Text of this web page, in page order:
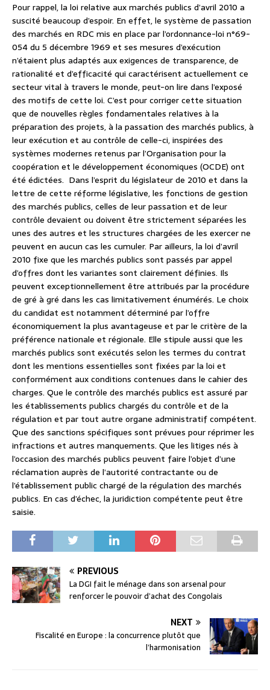
Pour rappel, la loi relative aux marchés publics d’avril 2010 a
suscité beaucoup d’espoir. En effet, le système de passation
des marchés en RDC mis en place par l’ordonnance-loi n°69-
054 du 5 décembre 1969 et ses mesures d’exécution
n’étaient plus adaptés aux exigences de transparence, de
rationalité et d’efficacité qui caractérisent actuellement ce
secteur vital à travers le monde, peut-on lire dans l’exposé
des motifs de cette loi. C’est pour corriger cette situation
que de nouvelles règles fondamentales relatives à la
préparation des projets, à la passation des marchés publics, à
leur exécution et au contrôle de celle-ci, inspirées des
systèmes modernes retenus par l’Organisation pour la
coopération et le développement économiques (OCDE) ont
été édictées. Dans l’esprit du législateur de 2010 et dans la
lettre de cette réforme législative, les fonctions de gestion
des marchés publics, celles de leur passation et de leur
contrôle devaient ou doivent être strictement séparées les
unes des autres et les structures chargées de les exercer ne
peuvent en aucun cas les cumuler. Par ailleurs, la loi d’avril
2010 fixe que les marchés publics sont passés par appel
d’offres dont les variantes sont clairement définies. Ils
peuvent exceptionnellement être attribués par la procédure
de gré à gré dans les cas limitativement énumérés. Le choix
du candidat est notamment déterminé par l’offre
économiquement la plus avantageuse et par le critère de la
préférence nationale et régionale. Elle stipule aussi que les
marchés publics sont exécutés selon les termes du contrat
dont les mentions essentielles sont fixées par la loi et
conformément aux conditions contenues dans le cahier des
charges. Que le contrôle des marchés publics est assuré par
les établissements publics chargés du contrôle et de la
régulation et par tout autre organe administratif compétent.
Que des sanctions spécifiques sont prévues pour réprimer les
infractions et autres manquements. Que les litiges nés à
l’occasion des marchés publics peuvent faire l’objet d’une
réclamation auprès de l’autorité contractante ou de
l’établissement public chargé de la régulation des marchés
publics. En cas d’échec, la juridiction compétente peut être
saisie.
PREVIOUS
La DGI fait le ménage dans son arsenal pour
renforcer le pouvoir d’achat des Congolais
NEXT
Fiscalité en Europe : la concurrence plutôt que
l’harmonisation